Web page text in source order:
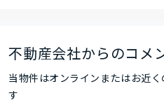
不動産会社からのコメ
当物件はオンラインまたはお近
す